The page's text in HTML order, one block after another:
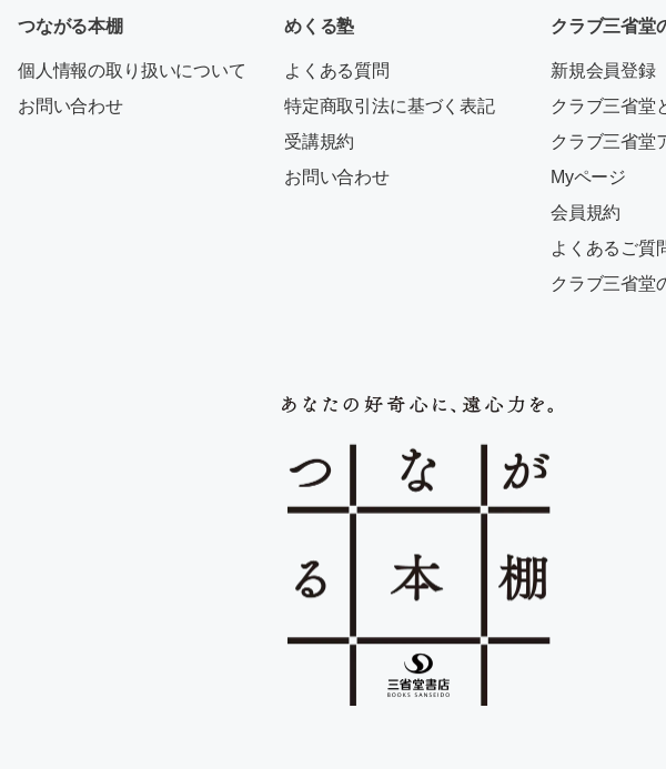
つながる本棚
個人情報の取り扱いについて
お問い合わせ
めくる塾
よくある質問
特定商取引法に基づく表記
受講規約
お問い合わせ
クラブ三省堂
新規会員登録
クラブ三省堂
クラブ三省堂
Myページ
会員規約
よくあるご質
クラブ三省堂